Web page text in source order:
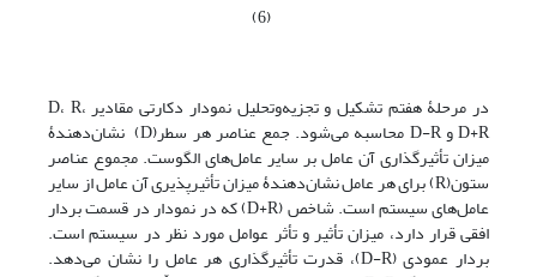
(6)
در مرحلۀ هفتم تشکیل و تجزیه‌وتحلیل نمودار دکارتی مقادیر D، R،
D+R و D-R محاسبه می‌شود. جمع عناصر هر سطر(D) نشان‌دهندۀ
میزان تأثیرگذاری آن عامل بر سایر عامل‌های الگوست. مجموع عناصر
ستون(R) برای هر عامل نشان‌دهندۀ میزان تأثیرپذیری آن عامل از سایر
عامل‌های سیستم است. شاخص (D+R) که در نمودار در قسمت بردار
افقی قرار دارد، میزان تأثیر و تأثر عوامل مورد نظر در سیستم است.
بردار عمودی (D-R)، قدرت تأثیرگذاری هر عامل را نشان می‌دهد.